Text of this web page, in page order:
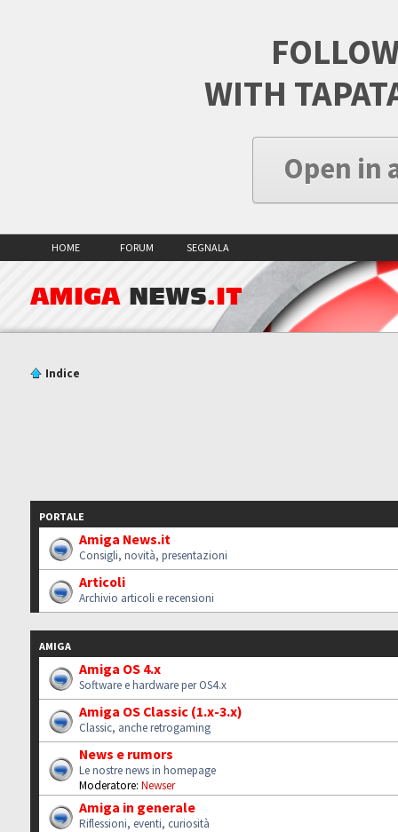
WITH
Open in
HOME FORUM SEGNALA
AMIGA NEWS.IT
Indice
PORTALE
Amiga News.it
Consigli, novità, presentazioni
Articoli
Archivio articoli e recensioni
AMIGA
Amiga OS 4.x
Software e hardware per OS4.x
Amiga OS Classic (1.x-3.x)
Classic, anche retrogaming
News e rumors
Le nostre news in homepage
Moderatore: Newser
Amiga in generale
Riflessioni, eventi, curiosità